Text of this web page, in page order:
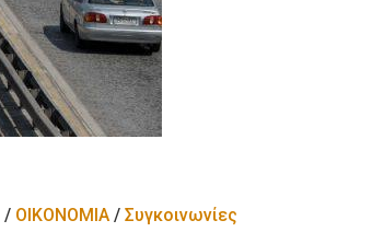
/ ΟΙΚΟΝΟΜΙΑ / Συγκοινωνίες